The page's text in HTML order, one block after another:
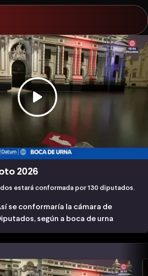
2026
estará conformada por 130 diputados.
se conformaría la cámara de
según a boca de urna